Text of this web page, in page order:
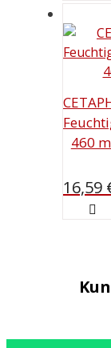
17,99 €
460
16,59